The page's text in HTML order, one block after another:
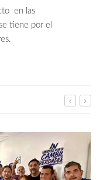
en las
tiene por el